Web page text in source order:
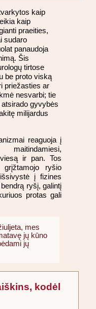
kaip
kaip
praeities,
sudaro
panaudoja
Šis
tirtose
be proto viską
priežasties ar
nesvarbi; tie
gyvybės
milijardus
reaguoja į
ir pan. Tos
ryšio
į fizines
ryšį, galintį
protas gali
mes
jų kūno
jų
kodėl